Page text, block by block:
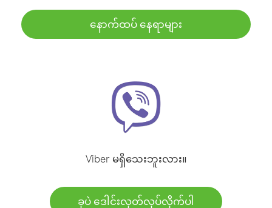
နောက်ထပ် နေရာများ
Viber မရှိသေးဘူးလား။
ခုပဲ ဒေါင်းလုတ်လုပ်လိုက်ပါ